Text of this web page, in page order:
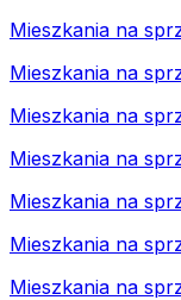
Mieszkania na
Mieszkania na
Mieszkania na
Mieszkania na
Mieszkania na
Mieszkania na
Mieszkania na